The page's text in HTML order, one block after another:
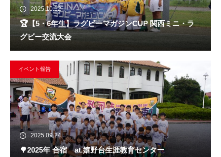
2025.10.12
🏆️【5・6年生】ラグビーマガジンCUP 関西ミニ・ラ
グビー交流大会
イベント報告
2025.09.24
🌳2025年 合宿 at.嬉野台生涯教育センター